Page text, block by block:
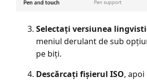
Selectați versiunea
meniul derulant de sub
pe biți.
Descărcați fișierul ISO,